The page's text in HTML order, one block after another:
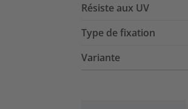
Résiste aux UV
Type de fixation
Variante